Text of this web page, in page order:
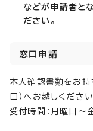
などが申請者と
ださい。
窓口申請
本人確認書類をお持
口）へお越しください
受付時間：月曜日